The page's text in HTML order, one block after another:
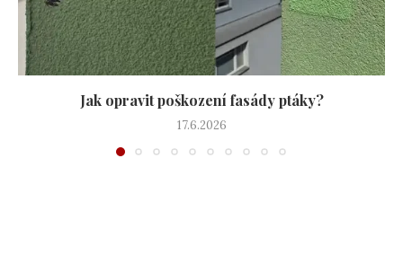
Jak opravit poškození fasády ptáky?
17.6.2026